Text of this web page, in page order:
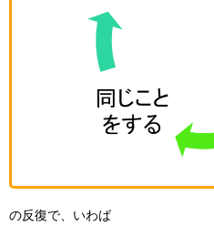
の反復で、いわば